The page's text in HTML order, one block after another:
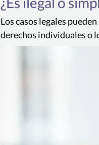
Los casos legales
derechos individuales o